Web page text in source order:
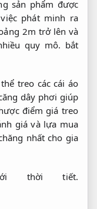
sản phẩm được
phát minh ra
2m trở lên và
quy mô. bắt
thể treo các cái áo
dây phơi giúp
điểm giá treo
giá và lựa mua
nhất cho gia
thời tiết.